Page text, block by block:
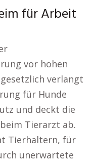
für Arbeit
vor hohen
verlangt
für Hunde
und deckt die
Tierarzt ab.
Tierhaltern, für
unerwartete